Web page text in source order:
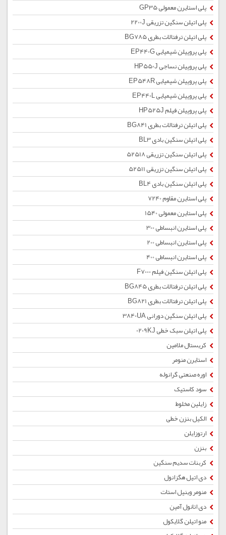
پلی استایرن معمولی GP35
پلی اتیلن سنگین تزریقی 2200J
پلی اتیلن ترفتالات بطری BG785
پلی پروپیلن شیمیایی EP440G
پلی پروپیلن نساجی HP550J
پلی پروپیلن شیمیایی EP548R
پلی پروپیلن شیمیایی EP440L
پلی پروپیلن فیلم HP525J
پلی اتیلن ترفتالات بطری BG841
پلی اتیلن سنگین بادی BL3
پلی اتیلن سنگین تزریقی 52518
پلی اتیلن سنگین تزریقی 52511
پلی اتیلن سنگین بادی BL4
پلی استایرن مقاوم 7240
پلی استایرن معمولی 1540
پلی استایرن انبساطی 300
پلی استایرن انبساطی 200
پلی استایرن انبساطی 400
پلی اتیلن سنگین فیلم F7000
پلی اتیلن ترفتالات بطری BG845
پلی اتیلن ترفتالات بطری BG821
پلی اتیلن سنگین دورانی 3840UA
پلی اتیلن سبک خطی 0209KJ
کریستال ملامین
استایرن منومر
اوره صنعتی گرانوله
سود کاستیک
زایلین مخلوط
الکیل بنزن خطی
ارتوزایلن
بنزن
کربنات سدیم سنگین
دی اتیل هگزانول
منومر وینیل استات
دی اتانول آمین
منو اتیلن گلایکول